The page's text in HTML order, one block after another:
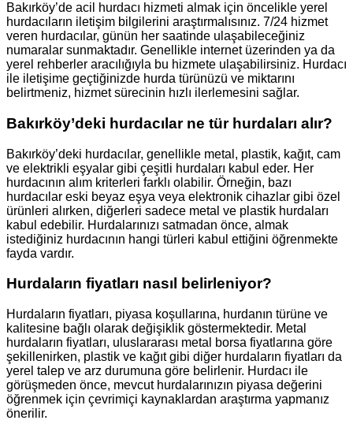
Bakırköy’de acil hurdacı hizmeti almak için öncelikle yerel
hurdacıların iletişim bilgilerini araştırmalısınız. 7/24 hizmet
veren hurdacılar, günün her saatinde ulaşabileceğiniz
numaralar sunmaktadır. Genellikle internet üzerinden ya da
yerel rehberler aracılığıyla bu hizmete ulaşabilirsiniz. Hurdacı
ile iletişime geçtiğinizde hurda türünüzü ve miktarını
belirtmeniz, hizmet sürecinin hızlı ilerlemesini sağlar.
Bakırköy’deki hurdacılar ne tür hurdaları alır?
Bakırköy’deki hurdacılar, genellikle metal, plastik, kağıt, cam
ve elektrikli eşyalar gibi çeşitli hurdaları kabul eder. Her
hurdacının alım kriterleri farklı olabilir. Örneğin, bazı
hurdacılar eski beyaz eşya veya elektronik cihazlar gibi özel
ürünleri alırken, diğerleri sadece metal ve plastik hurdaları
kabul edebilir. Hurdalarınızı satmadan önce, almak
istediğiniz hurdacının hangi türleri kabul ettiğini öğrenmekte
fayda vardır.
Hurdaların fiyatları nasıl belirleniyor?
Hurdaların fiyatları, piyasa koşullarına, hurdanın türüne ve
kalitesine bağlı olarak değişiklik göstermektedir. Metal
hurdaların fiyatları, uluslararası metal borsa fiyatlarına göre
şekillenirken, plastik ve kağıt gibi diğer hurdaların fiyatları da
yerel talep ve arz durumuna göre belirlenir. Hurdacı ile
görüşmeden önce, mevcut hurdalarınızın piyasa değerini
öğrenmek için çevrimiçi kaynaklardan araştırma yapmanız
önerilir.